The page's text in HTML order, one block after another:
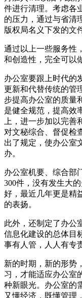
件进行清理。考虑各
的压力，通过与省清
版权局名义下发的文
通过以上一些服务性
和创造性，完全可以
办公室要跟上时代的
更新和代替传统的管
步提高办公室的质量
是健全规范，提高效
上，进一步加以完善
对文秘综合、督促检
出了规定，使办公室
办。
办公室机要、综合部
300件，没有发生大
好，最近几年更是精
的表扬。
此外，还制定了办公
信息化建设的总体目
事有人管，人人有专
新的时期，新的形势
习，才能适应办公室
种新眼光。办公室的
又懂经济，既懂管理